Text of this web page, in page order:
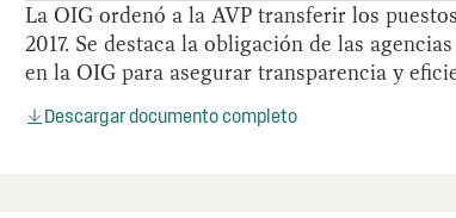
La OIG ordenó a la AVP transferir los
2017. Se destaca la obligación de las
en la OIG para asegurar transparencia y
Descargar documento completo